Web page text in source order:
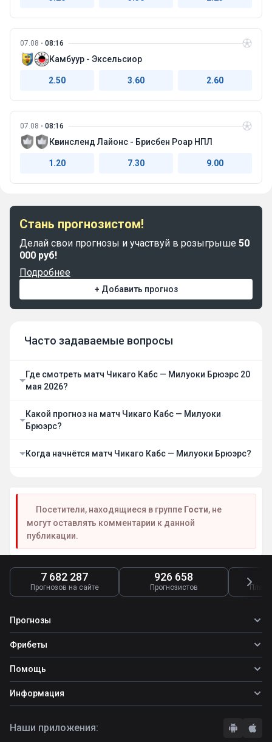
07.08 08:16
Камбуур - Эксельсиор
2.50 3.60 2.60
07.08 08:16
Квинсленд Лайонс - Брисбен Роар НПЛ
1.20 7.30 9.00
Стань прогнозистом!
Делай свои прогнозы и участвуй в розыгрыше 50
000 руб!
Подробнее
+ Добавить прогноз
Часто задаваемые вопросы
Где смотреть матч Чикаго Кабс — Милуоки Брюэрс 20
мая 2026?
Какой прогноз на матч Чикаго Кабс — Милуоки
Брюэрс?
Когда начнётся матч Чикаго Кабс — Милуоки Брюэрс?
Посетители, находящиеся в группе Гости, не
могут оставлять комментарии к данной
публикации.
7 682 287
Прогнозов на сайте
926 658
Прогнозистов
Прогнозы
Все прогнозы
Топ ставок
Прогнозы на футбол
Фрибеты
Фрибеты
Помощь
Школа ставок
Вопросы и ответы
Информация
Правила
Наши приложения: